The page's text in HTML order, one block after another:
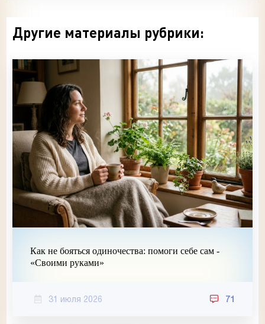
Другие материалы рубрики:
Как не бояться одиночества: помоги себе сам -
«Своими руками»
31 июля 2026 71